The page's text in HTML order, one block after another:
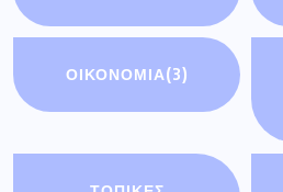
ΟΙΚΟΝΟΜΊΑ(3)